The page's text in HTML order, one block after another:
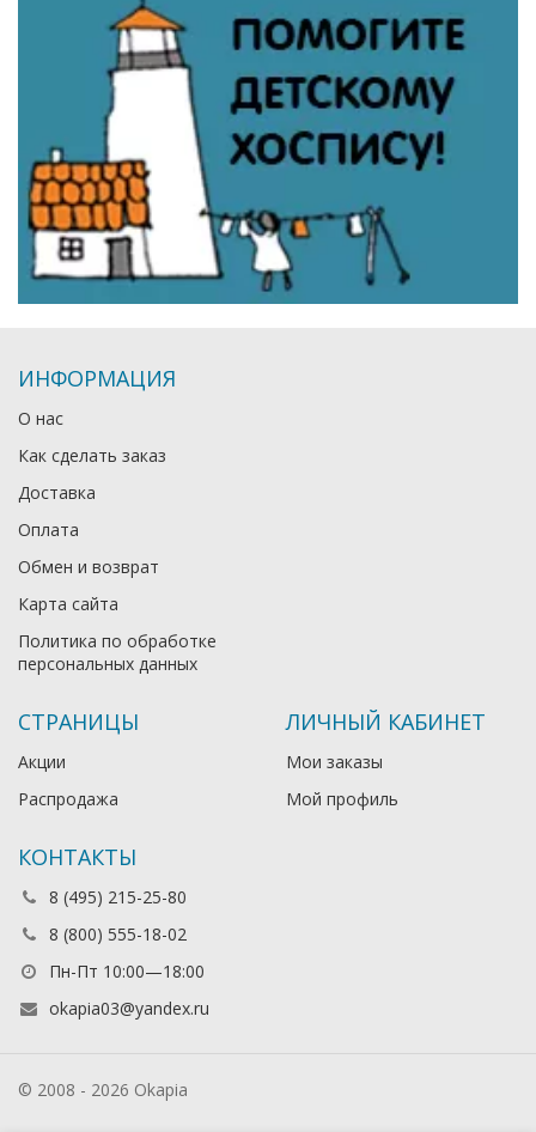
ИНФОРМАЦИЯ
О нас
Как сделать заказ
Доставка
Оплата
Обмен и возврат
Карта сайта
Политика по обработке
персональных данных
СТРАНИЦЫ
Акции
Распродажа
ЛИЧНЫЙ КАБИНЕТ
Мои заказы
Мой профиль
КОНТАКТЫ
8 (495) 215-25-80
8 (800) 555-18-02
Пн-Пт 10:00—18:00
okapia03@yandex.ru
© 2008 - 2026 Okapia